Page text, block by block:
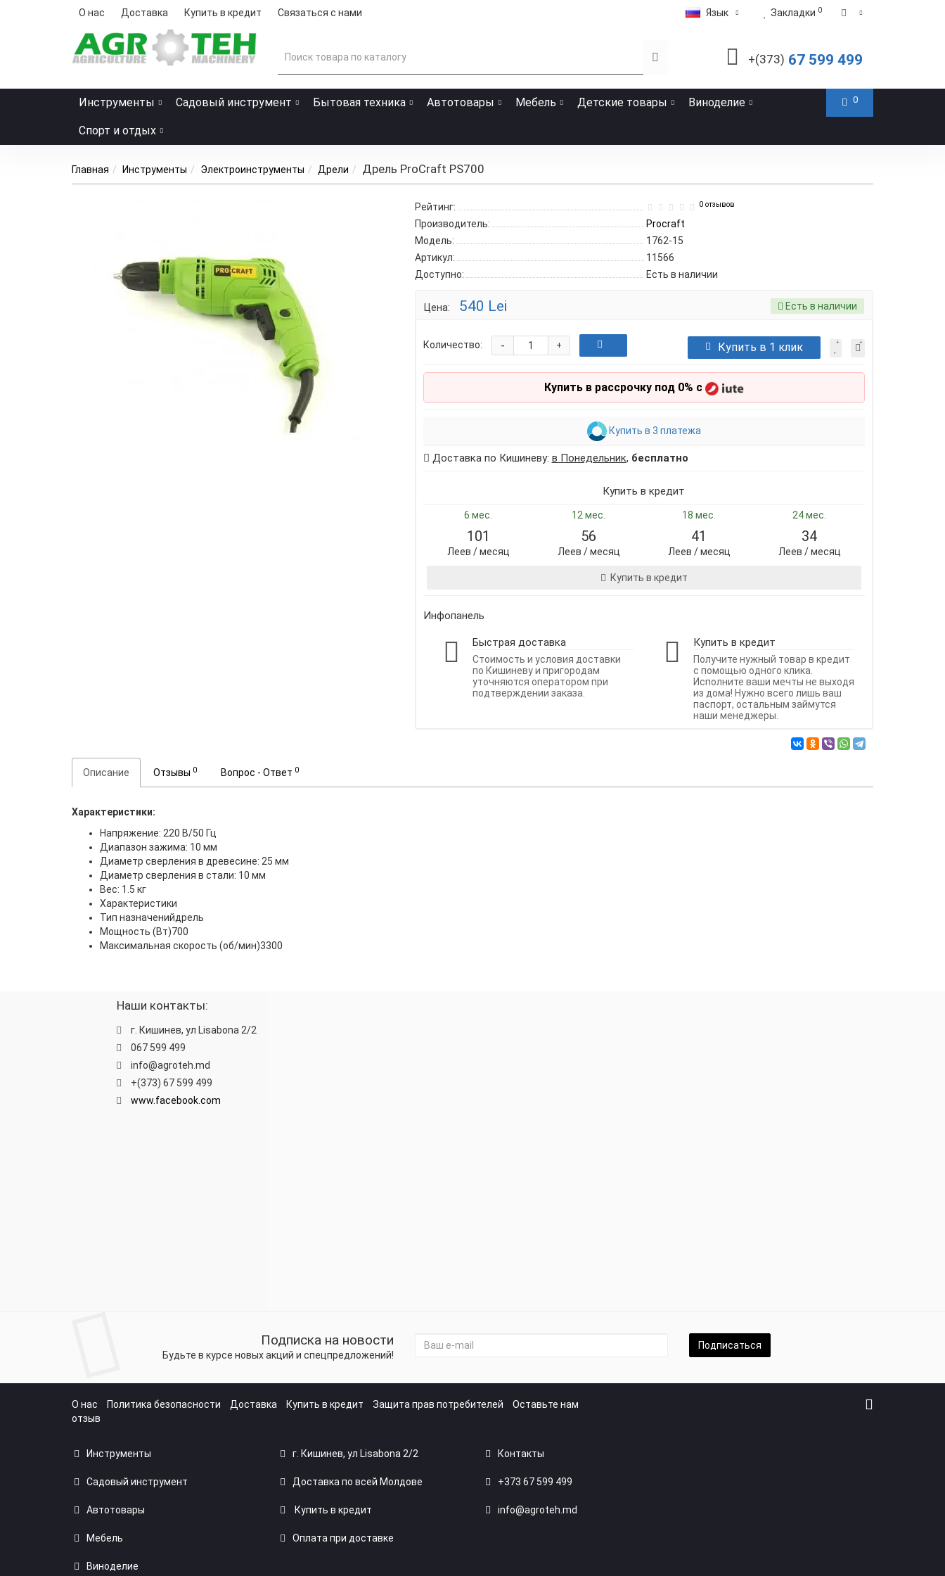
О нас Доставка Купить в кредит Связаться с нами Язык Закладки 0
+(373) 67 599 499
Инструменты Садовый инструмент Бытовая техника Автотовары Мебель Детские товары Виноделие
Спорт и отдых
0
Главная Инструменты Электроинструменты Дрели Дрель ProCraft PS700
Рейтинг: 0 отзывов
Производитель:
Procraft
Модель:
1762-15
Артикул:
11566
Доступно:
Есть в наличии
Цена: 540 Lei Есть в наличии
Количество: +
- Купить в 1 клик
Купить в рассрочку под 0% с
Купить в 3 платежа
Доставка по Кишиневу: в Понедельник, бесплатно
Купить в кредит
6 мес. 12 мес. 18 мес. 24 мес.
101
Леев / месяц
56
Леев / месяц
41
Леев / месяц
34
Леев / месяц
Купить в кредит
Инфопанель
Быстрая доставка
Стоимость и условия доставки
по Кишиневу и пригородам
уточняются оператором при
подтверждении заказа.
Купить в кредит
Получите нужный товар в кредит
с помощью одного клика.
Исполните ваши мечты не выходя
из дома! Нужно всего лишь ваш
паспорт, остальным займутся
наши менеджеры.
Описание Отзывы 0 Вопрос - Ответ 0
Xарактеристики:
Напряжение: 220 В/50 Гц
Диапазон зажима: 10 мм
Диаметр сверления в древесине: 25 мм
Диаметр сверления в стали: 10 мм
Вес: 1.5 кг
Характеристики
Тип назначенийдрель
Мощность (Вт)700
Максимальная скорость (об/мин)3300
Наши контакты:
г. Кишинев, ул Lisabona 2/2
067 599 499
info@agroteh.md
+(373) 67 599 499
www.facebook.com
Подписка на новости
Будьте в курсе новых акций и спецпредложений!
Подписаться
О нас Политика безопасности Доставка Купить в кредит Защита прав потребителей
Оставьте нам
отзыв
Инструменты
Садовый инструмент
Автотовары
Мебель
Виноделие
г. Кишинев, ул Lisabona 2/2
Доставка по всей Молдове
Купить в кредит
Оплата при доставке
Контакты
+373 67 599 499
info@agroteh.md